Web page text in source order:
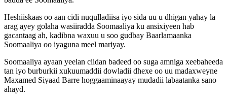
Heshiiskaas oo aan cidi nuqulladiisa iyo sida uu u dhigan yahay la
arag ayey golaha wasiiradda Soomaaliya ku ansixiyeen hab
gacantaag ah, kadibna waxuu u soo gudbay Baarlamaanka
Soomaaliya oo iyaguna meel mariyay.
Soomaaliya ayaan yeelan ciidan badeed oo suga amniga xeebaheeda
tan iyo burburkii xukuumaddii dowladii dhexe oo uu madaxweyne
Maxamed Siyaad Barre hoggaaminaayay mudadii labaatanka sano
ahayd.